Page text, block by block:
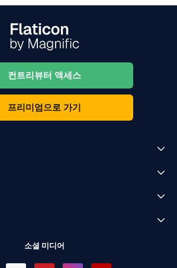
컨트리뷰터 액세스
프리미엄으로 가기
소셜 미디어